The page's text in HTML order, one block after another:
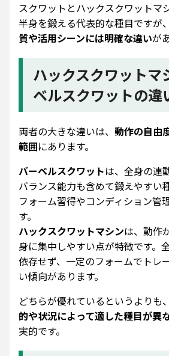
スクワットとハックスクワットマ
半身を鍛える代表的な種目ですが、
質や活用シーンには明確な違いが
ハックスクワットマ
ベルスクワットの違
両者の大きな違いは、 動作の自由
範囲にあります。
バーベルスクワットは、全身の連
バランス能力も含めて鍛えやすい
フォーム習得やコンディション管
す。
ハックスクワットマシンは、動作
身に集中しやすい点が特徴です。
依存せず、一定のフォームでトレ
い傾向があります。
どちらが優れているというよりも、
的や状況によって適した種目が異
実的です。